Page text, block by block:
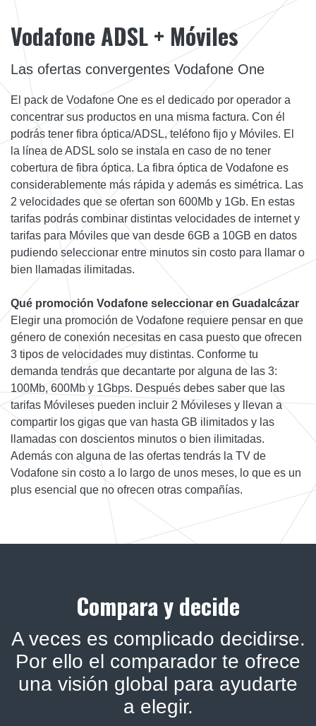
Vodafone ADSL + Móviles
Las ofertas convergentes Vodafone One
El pack de Vodafone One es el dedicado por operador a
concentrar sus productos en una misma factura. Con él
podrás tener fibra óptica/ADSL, teléfono fijo y Móviles. El
la línea de ADSL solo se instala en caso de no tener
cobertura de fibra óptica. La fibra óptica de Vodafone es
considerablemente más rápida y además es simétrica. Las
2 velocidades que se ofertan son 600Mb y 1Gb. En estas
tarifas podrás combinar distintas velocidades de internet y
tarifas para Móviles que van desde 6GB a 10GB en datos
pudiendo seleccionar entre minutos sin costo para llamar o
bien llamadas ilimitadas.
Qué promoción Vodafone seleccionar en Guadalcázar
Elegir una promoción de Vodafone requiere pensar en que
género de conexión necesitas en casa puesto que ofrecen
3 tipos de velocidades muy distintas. Conforme tu
demanda tendrás que decantarte por alguna de las 3:
100Mb, 600Mb y 1Gbps. Después debes saber que las
tarifas Móvileses pueden incluir 2 Móvileses y llevan a
compartir los gigas que van hasta GB ilimitados y las
llamadas con doscientos minutos o bien ilimitadas.
Además con alguna de las ofertas tendrás la TV de
Vodafone sin costo a lo largo de unos meses, lo que es un
plus esencial que no ofrecen otras compañías.
Compara y decide
A veces es complicado decidirse.
Por ello el comparador te ofrece
una visión global para ayudarte
a elegir.